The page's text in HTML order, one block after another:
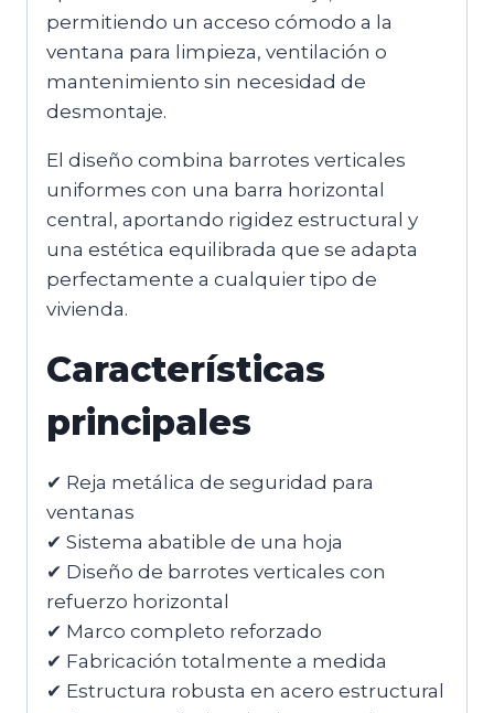
permitiendo un acceso cómodo a la
ventana para limpieza, ventilación o
mantenimiento sin necesidad de
desmontaje.
El diseño combina barrotes verticales
uniformes con una barra horizontal
central, aportando rigidez estructural y
una estética equilibrada que se adapta
perfectamente a cualquier tipo de
vivienda.
Características
principales
✔ Reja metálica de seguridad para
ventanas
✔ Sistema abatible de una hoja
✔ Diseño de barrotes verticales con
refuerzo horizontal
✔ Marco completo reforzado
✔ Fabricación totalmente a medida
✔ Estructura robusta en acero estructural